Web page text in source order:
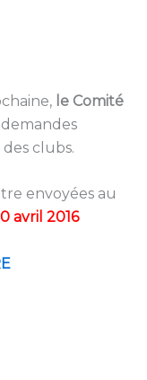
le Comité
clubs.
envoyées au
avril 2016